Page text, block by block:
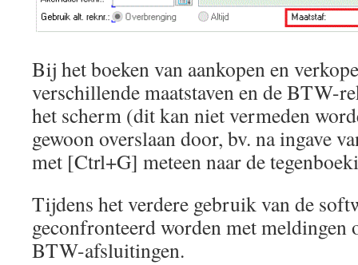
Bij het boeken van aankopen en
verschillende maatstaven en de BTW-
het scherm (dit kan niet vermeden
gewoon overslaan door, bv. na ingave
met [Ctrl+G] meteen naar de
Tijdens het verdere gebruik van de
geconfronteerd worden met
BTW-afsluitingen.